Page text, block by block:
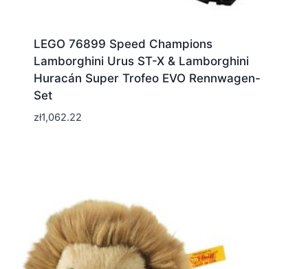
LEGO 76899 Speed Champions
Lamborghini Urus ST-X & Lamborghini
Huracán Super Trofeo EVO Rennwagen-
Set
zł1,062.22